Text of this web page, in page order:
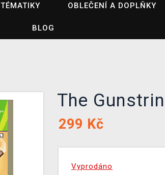
TÉMATIKY OBLEČENÍ A DOPLŇKY
BLOG
The
299 Kč
Vyprodáno